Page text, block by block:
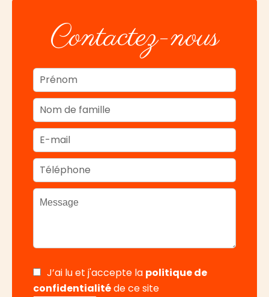
Contactez-nous
J’ai lu et j'accepte la politique de
confidentialitéde ce site